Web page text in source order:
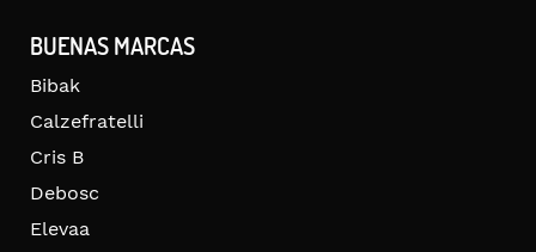
BUENAS MARCAS
Bibak
Calzefratelli
Cris B
Debosc
Elevaa